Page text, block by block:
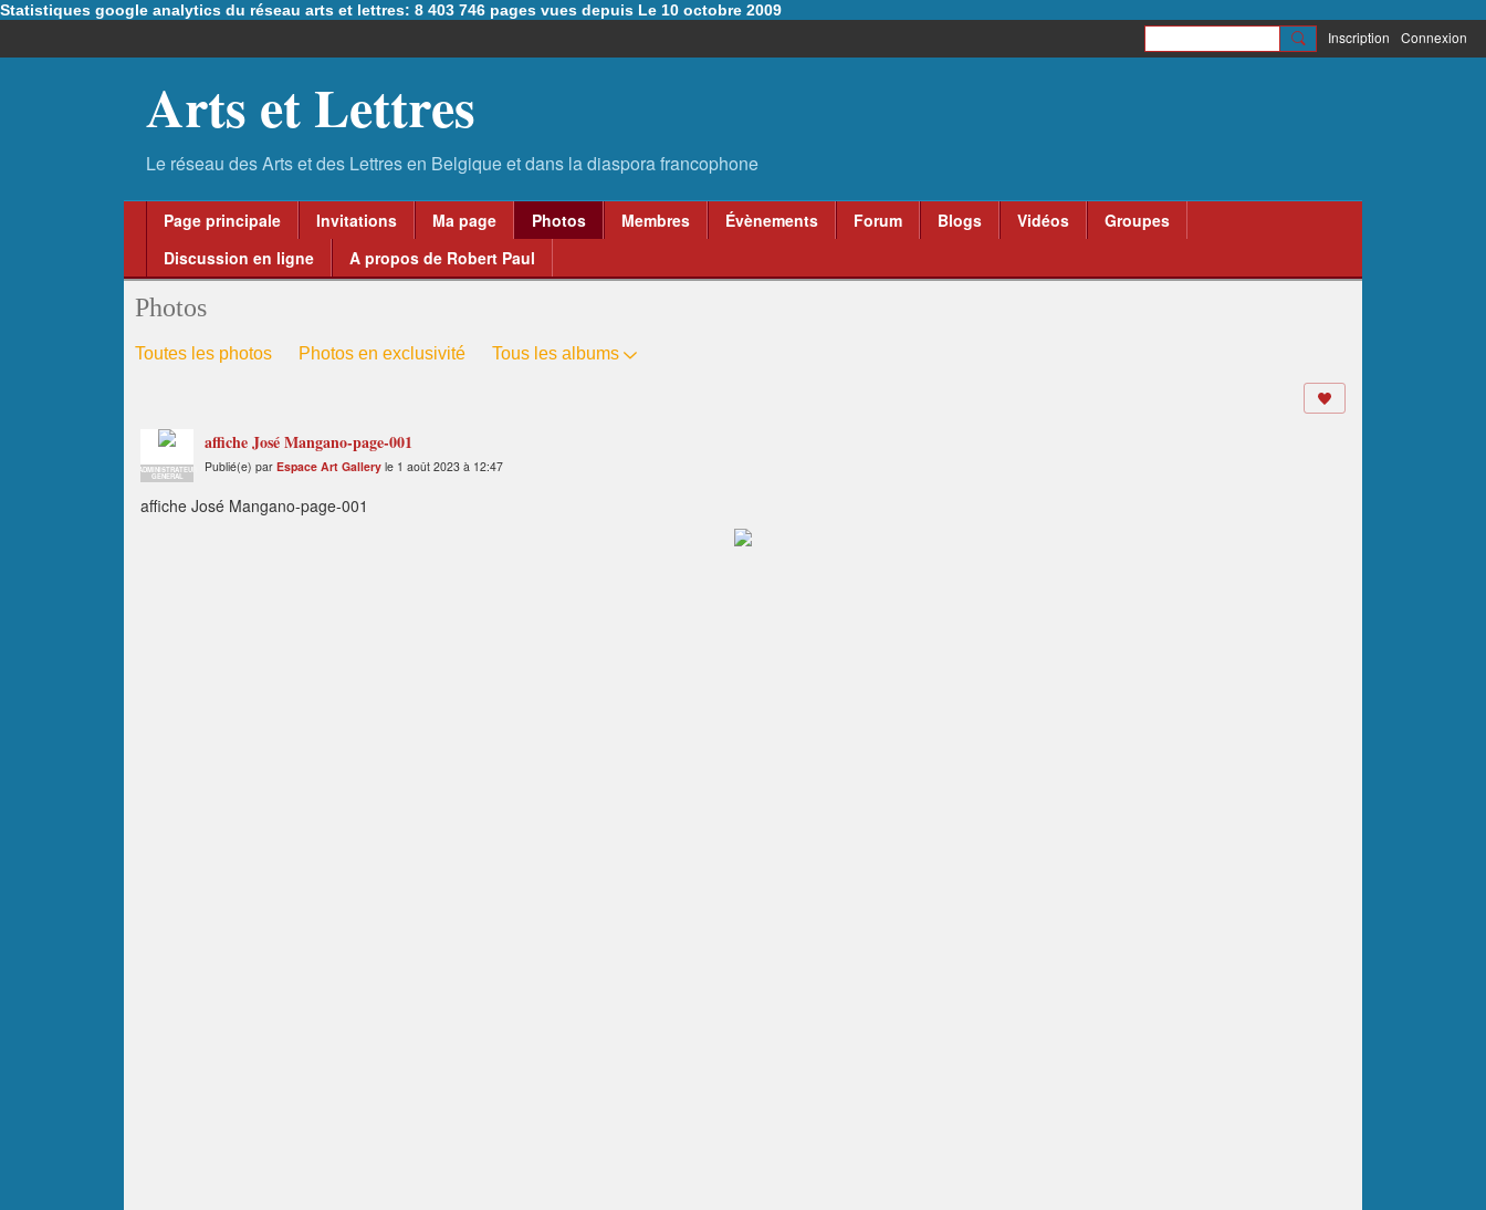
Statistiques google analytics du réseau arts et lettres: 8 403 746 pages vues depuis Le 10 octobre 2009
Inscription Connexion
Arts et Lettres
Page principale Invitations Ma page Photos Membres Évènements Forum Blogs Vidéos
Groupes
Discussion en ligne
A propos de Robert Paul
Photos
Toutes les photos Photos en exclusivité Tous les albums
ADMINISTRATEUR
GENERAL
affiche José Mangano-page-001
Publié(e) par Espace Art Gallery le 1 août 2023 à 12:47
affiche José Mangano-page-001